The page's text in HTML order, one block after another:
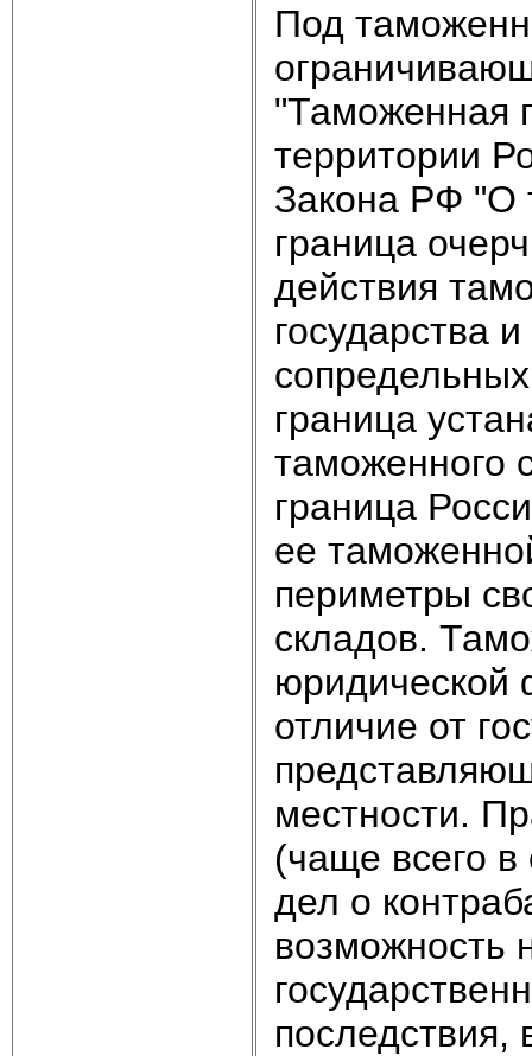
Под
"Таможенная
территории
Закона РФ "О
граница
действия
государства
граница
таможенного
граница
ее
периметры
складов.
юридической
отличие от
местности.
(чаще всего в
дел о
возможность